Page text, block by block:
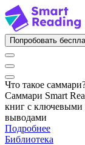
Попробовать
Что такое
Саммари Smart
книг с ключевыми
выводами
Подробнее
Библиотека